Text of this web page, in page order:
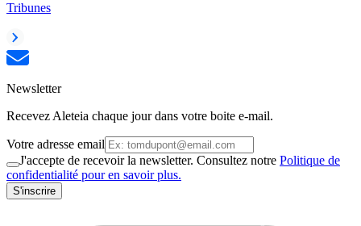
Tribunes
Newsletter
Recevez Aleteia chaque jour dans votre boite e-mail.
Votre adresse email
J'accepte de recevoir la newsletter. Consultez notre Politique de
confidentialité pour en savoir plus.
S'inscrire